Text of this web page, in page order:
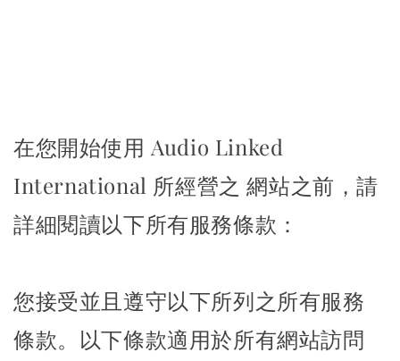
在您開始使用 Audio Linked
International 所經營之 網站之前，請
詳細閱讀以下所有服務條款：
您接受並且遵守以下所列之所有服務
條款。以下條款適用於所有網站訪問